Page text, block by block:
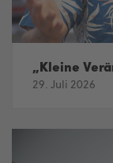
„Kleine
29. Juli 2026